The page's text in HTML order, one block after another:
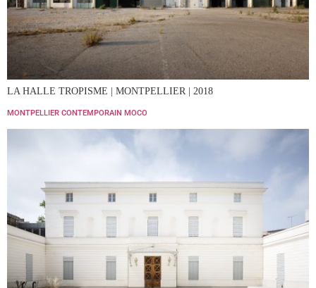
LA HALLE TROPISME | MONTPELLIER | 2018
MONTPELLIER CONTEMPORAIN MOCO